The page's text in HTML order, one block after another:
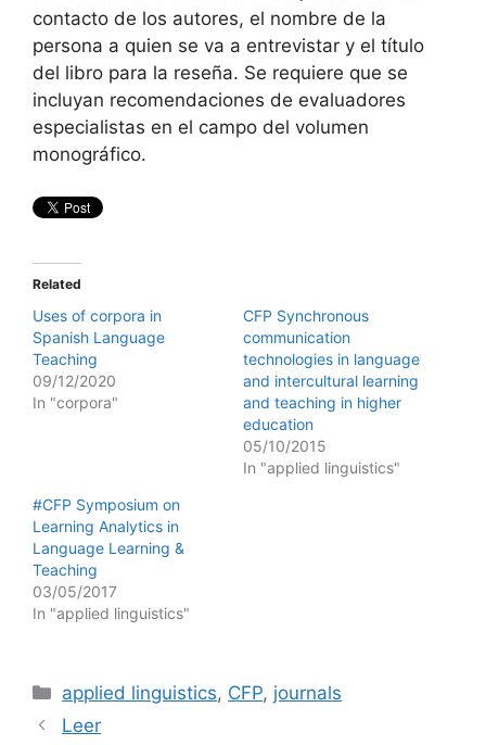
contacto de los autores, el nombre de la
persona a quien se va a entrevistar y el título
del libro para la reseña. Se requiere que se
incluyan recomendaciones de evaluadores
especialistas en el campo del volumen
monográfico.
Related
Uses of corpora in
Spanish Language
Teaching
09/12/2020
In "corpora"
CFP Synchronous
communication
technologies in language
and intercultural learning
and teaching in higher
education
05/10/2015
In "applied linguistics"
#CFP Symposium on
Learning Analytics in
Language Learning &
Teaching
03/05/2017
In "applied linguistics"
Categories
applied linguistics, CFP, journals
Leer